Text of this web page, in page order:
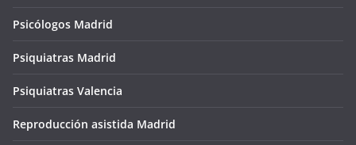
Psicólogos Madrid
Psiquiatras Madrid
Psiquiatras Valencia
Reproducción asistida Madrid